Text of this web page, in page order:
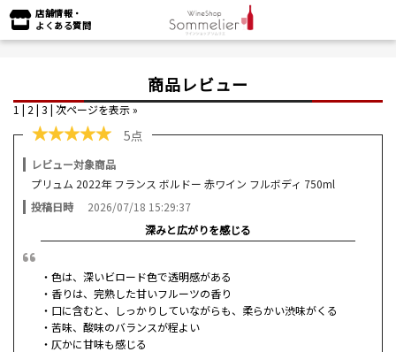
店舗情報・
よくある質問
商品レビュー
1 | 2 | 3 | 次ページを表示 »
★★★★★ 5点
レビュー対象商品
プリュム 2022年 フランス ボルドー 赤ワイン フルボディ 750ml
投稿日時
2026/07/18 15:29:37
深みと広がりを感じる
・色は、深いビロード色で透明感がある
・香りは、完熟した甘いフルーツの香り
・口に含むと、しっかりしていながらも、柔らかい渋味がくる
・苦味、酸味のバランスが程よい
・仄かに甘味も感じる